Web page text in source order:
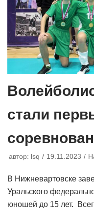
стали
автор: lsq 19.11.2023
В Нижневартовске
Уральского
юношей до 15 лет.